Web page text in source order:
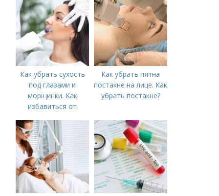
Как убрать сухость
под глазами и
морщинки. Как
избавиться от
косметологические
процедуры
Как убрать пятна
постакне на лице. Как
убрать постакне?